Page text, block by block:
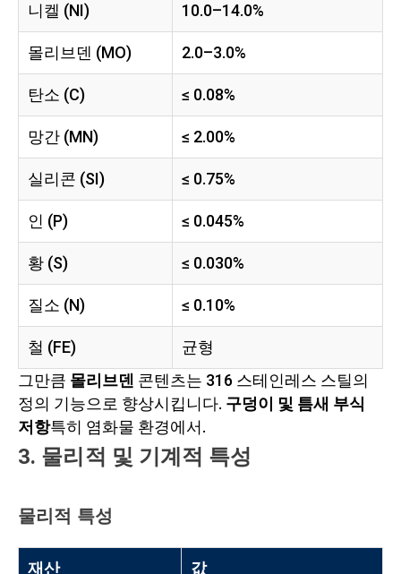
니켈 (NI) 10.0–14.0%
몰리브덴 (MO) 2.0–3.0%
탄소 (C) ≤ 0.08%
망간 (MN) ≤ 2.00%
실리콘 (SI) ≤ 0.75%
인 (P) ≤ 0.045%
황 (S) ≤ 0.030%
질소 (N) ≤ 0.10%
철 (FE)
균형
그만큼 몰리브덴 콘텐츠는 316 스테인레스 스틸의
정의 기능으로 향상시킵니다. 구덩이 및 틈새 부식
저항특히 염화물 환경에서.
3. 물리적 및 기계적 특성
물리적 특성
재산 값